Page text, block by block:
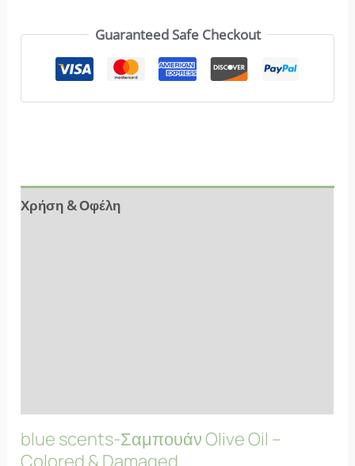
Guaranteed Safe Checkout
Χρήση & Οφέλη
blue scents-Σαμπουάν Olive Oil –